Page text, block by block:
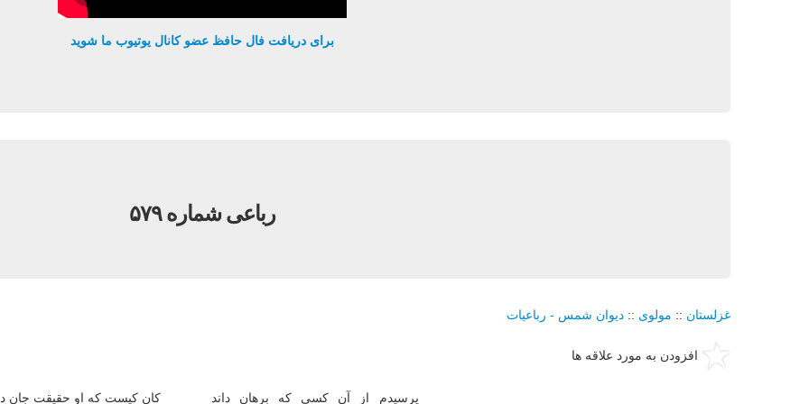
برای دریافت فال حافظ عضو کانال یوتیوب ما شوید
رباعی شماره ۵۷۹
غزلستان :: مولوی :: دیوان شمس - رباعیات
افزودن به مورد علاقه ها
پرسیدم از آن کسی که برهان داند کان کیست که او حقیقت جان